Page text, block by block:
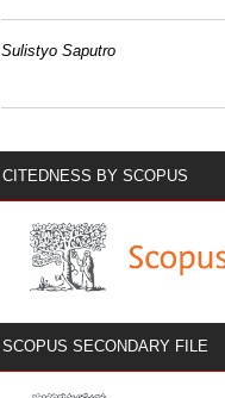
Sulistyo Saputro
CITEDNESS BY SCOPUS
SCOPUS SECONDARY FILE